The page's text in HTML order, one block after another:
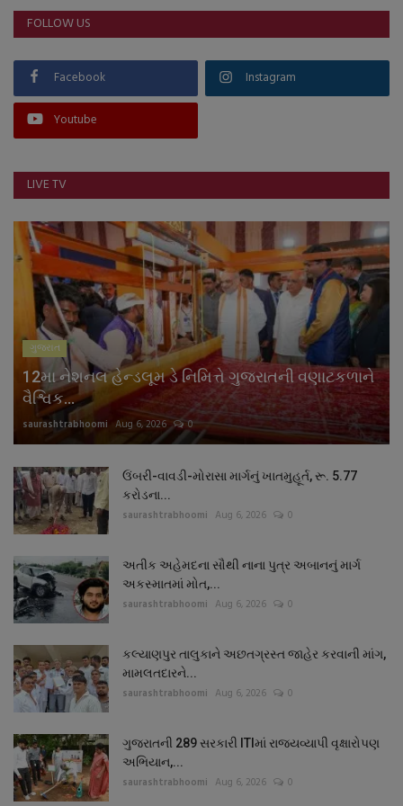
FOLLOW US
Facebook Instagram
Youtube
LIVE TV
ગુજરાત
12મા નેશનલ હેન્ડલૂમ ડે નિમિત્તે ગુજરાતની વણાટકળાને
વૈશ્વિક...
saurashtrabhoomi Aug 6, 2026 0
ઉંબરી-વાવડી-મોરાસા માર્ગનું ખાતમુહૂર્ત, રૂ. 5.77
કરોડના...
saurashtrabhoomi Aug 6, 2026 0
અતીક અહેમદના સૌથી નાના પુત્ર અબાનનું માર્ગ
અકસ્માતમાં મોત,...
saurashtrabhoomi Aug 6, 2026 0
કલ્યાણપુર તાલુકાને અછતગ્રસ્ત જાહેર કરવાની માંગ,
મામલતદારને...
saurashtrabhoomi Aug 6, 2026 0
ગુજરાતની 289 સરકારી ITIમાં રાજ્યવ્યાપી વૃક્ષારોપણ
અભિયાન,...
saurashtrabhoomi Aug 6, 2026 0